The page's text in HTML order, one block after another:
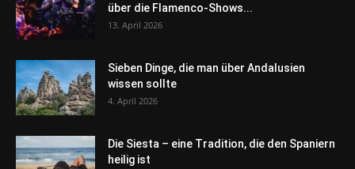
über die Flamenco-Shows...
13. April 2026
Sieben Dinge, die man über Andalusien
wissen sollte
4. April 2026
Die Siesta – eine Tradition, die den Spaniern
heilig ist